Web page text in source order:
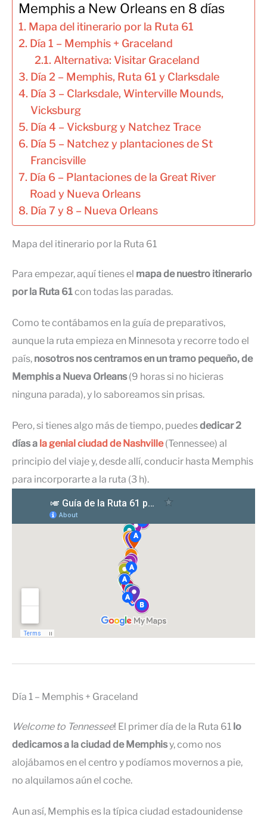
Memphis a New Orleans en 8 días
Mapa del itinerario por la Ruta 61
Día 1 – Memphis + Graceland
Alternativa: Visitar Graceland
Día 2 – Memphis, Ruta 61 y Clarksdale
Día 3 – Clarksdale, Winterville Mounds,
Vicksburg
Día 4 – Vicksburg y Natchez Trace
Día 5 – Natchez y plantaciones de St
Francisville
Día 6 – Plantaciones de la Great River
Road y Nueva Orleans
Día 7 y 8 – Nueva Orleans
Mapa del itinerario por la Ruta 61
Para empezar, aquí tienes el mapa de nuestro itinerario
por la Ruta 61con todas las paradas.
Como te contábamos en la guía de preparativos,
aunque la ruta empieza en Minnesota y recorre todo el
país, nosotros nos centramos en un tramo pequeño, de
Memphis a Nueva Orleans(9 horas si no hicieras
ninguna parada), y lo saboreamos sin prisas.
Pero, si tienes algo más de tiempo, puedesdedicar 2
días a la genial ciudad de Nashville(Tennessee) al
principio del viaje y, desde allí, conducir hasta Memphis
para incorporarte a la ruta (3 h).
Día 1 – Memphis + Graceland
Welcome to Tennessee! El primer día de la Ruta 61 lo
dedicamos a la ciudad de Memphisy, como nos
alojábamos en el centro y podíamos movernos a pie,
no alquilamos aún el coche.
Aun así, Memphis es la típica ciudad estadounidense